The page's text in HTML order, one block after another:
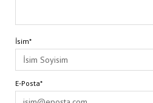
İsim*
E-Posta*